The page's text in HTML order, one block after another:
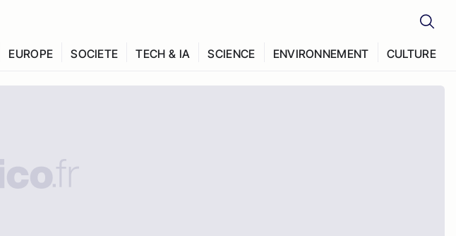
EUROPE SOCIETE TECH & IA SCIENCE ENVIRONNEMENT CULTURE